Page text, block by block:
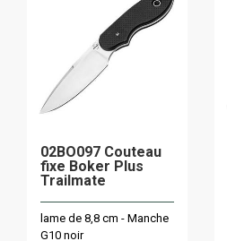
02BO097 Couteau
fixe Boker Plus
Trailmate
lame de 8,8 cm - Manche
G10 noir